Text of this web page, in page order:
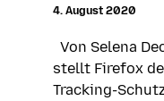
4. August 2020
Von Selena
stellt Firefox
Tracking-